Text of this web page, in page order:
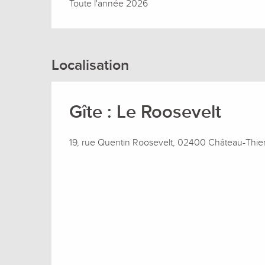
Toute l'année 2026
Localisation
Gîte : Le Roosevelt
19, rue Quentin Roosevelt, 02400 Château-